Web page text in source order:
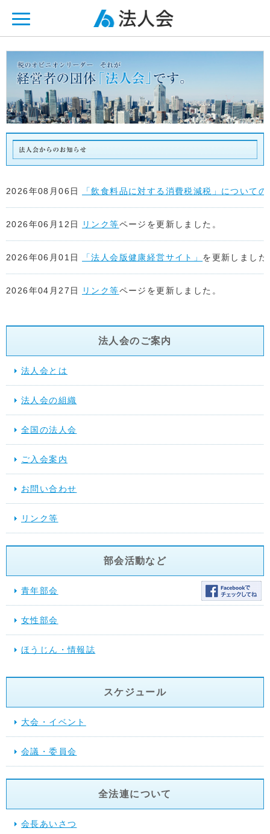
2026年08月06日 「飲食料品に対する消費税減税」について
2026年06月12日 リンク等ページを更新しました。
2026年06月01日 「法人会版健康経営サイト」 を更新しました
2026年04月27日 リンク等ページを更新しました。
2026年04月22日 リンク等ページを更新しました。
2026年04月17日 リンク等ページを更新しました。
2025年12月10日 提言活動（行動する法人会）を更新しました
2025年11月28日 スケジュールを更新しました。
法人会のご案内
法人会とは
法人会の組織
全国の法人会
ご入会案内
お問い合わせ
リンク等
部会活動など
青年部会
女性部会
ほうじん・情報誌
スケジュール
大会・イベント
会議・委員会
全法連について
会長あいさつ